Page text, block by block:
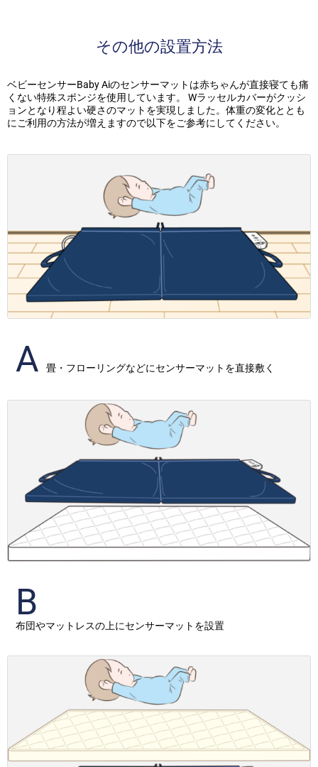
その他の設置方法
ベビーセンサーBaby Aiのセンサーマットは赤ちゃんが直接寝ても痛
くない特殊スポンジを使用しています。 Wラッセルカバーがクッシ
ョンとなり程よい硬さのマットを実現しました。体重の変化ととも
にご利用の方法が増えますので以下をご参考にしてください。
A 畳・フローリングなどにセンサーマットを直接敷く
B
布団やマットレスの上にセンサーマットを設置